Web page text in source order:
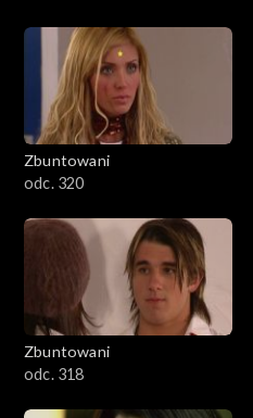
Zbuntowani
odc. 320
Zbuntowani
odc. 318